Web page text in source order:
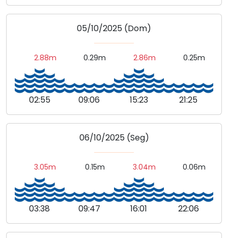
05/10/2025 (Dom)
2.88m
02:55
0.29m
09:06
2.86m
15:23
0.25m
21:25
06/10/2025 (Seg)
3.05m
03:38
0.15m
09:47
3.04m
16:01
0.06m
22:06